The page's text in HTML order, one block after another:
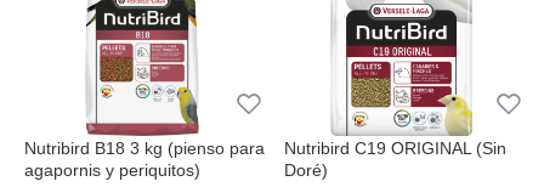
Nutribird B18 3 kg (pienso para
agapornis y periquitos)
Nutribird C19 ORIGINAL (Sin
Doré)